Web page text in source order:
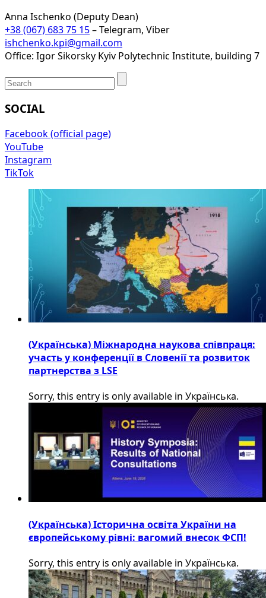
Anna Ischenko (Deputy Dean)
+38 (067) 683 75 15– Telegram, Viber
ishchenko.kpi@gmail.com
Office: Igor Sikorsky Kyiv Polytechnic Institute, building 7
SOCIAL
Facebook (official page)
YouTube
Instagram
TikTok
(Українська) Міжнародна наукова співпраця:
участь у конференції в Словенії та розвиток
партнерства з LSE
Sorry, this entry is only available in Українська.
(Українська) Історична освіта України на
європейському рівні: вагомий внесок ФСП!
Sorry, this entry is only available in Українська.